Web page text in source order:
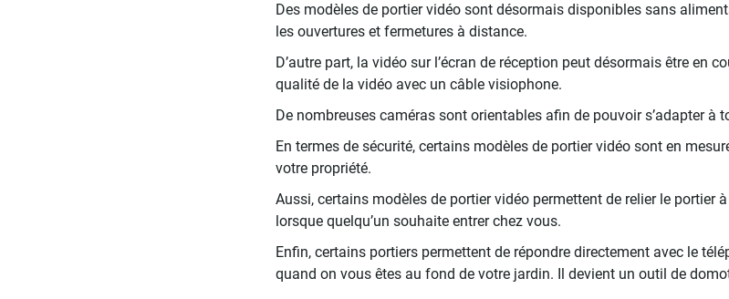
Des modèles de portier vidéo sont désormais disponibles sans
les ouvertures et fermetures à distance.
D’autre part, la vidéo sur l’écran de réception peut désormais être en
qualité de la vidéo avec un câble visiophone.
De nombreuses caméras sont orientables afin de pouvoir s’adapter à
En termes de sécurité, certains modèles de portier vidéo sont en
votre propriété.
Aussi, certains modèles de portier vidéo permettent de relier le
lorsque quelqu’un souhaite entrer chez vous.
Enfin, certains portiers permettent de répondre directement avec le
quand on vous êtes au fond de votre jardin. Il devient un outil de